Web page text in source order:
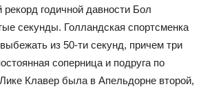
годичной давности Бол
секунды. Голландская спортсменка
из 50-ти секунд, причем три
соперница и подруга по
Клавер была в Апельдорне второй,